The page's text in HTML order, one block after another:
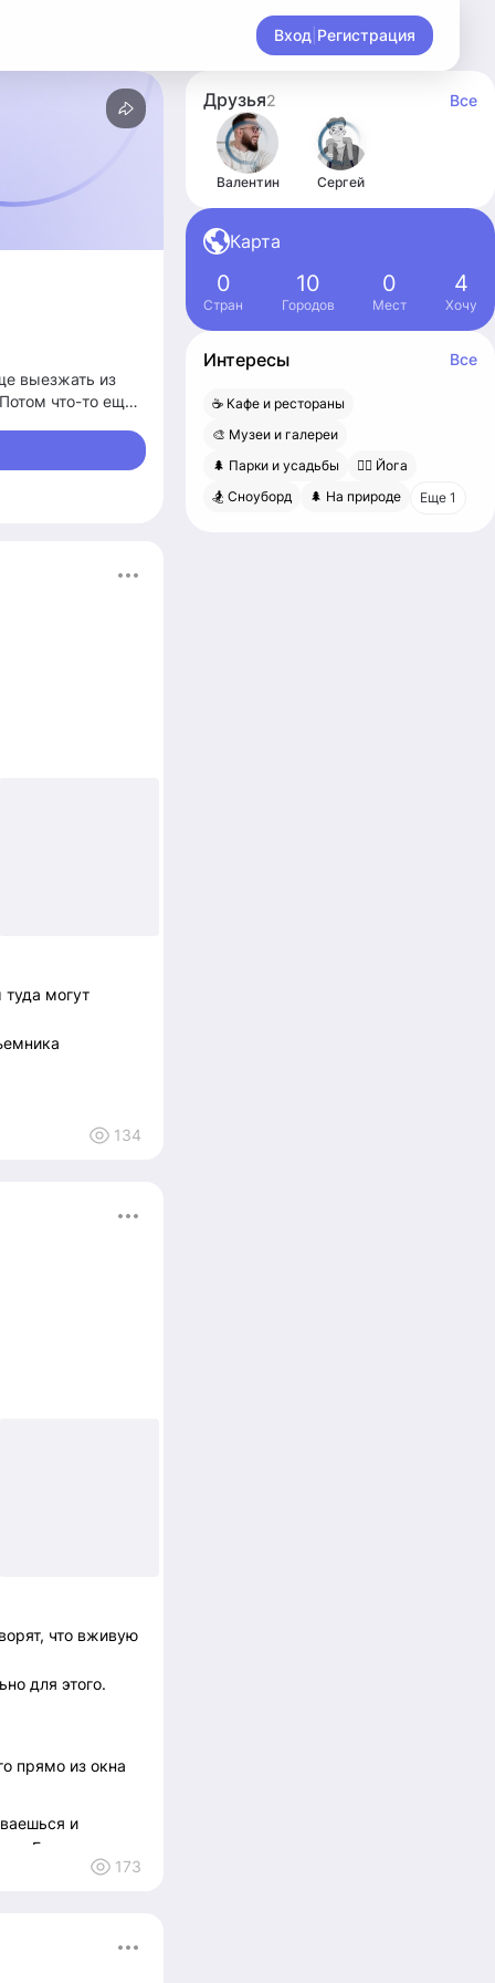
Вход Регистрация
выезжать из
что-то еще
могут
134
что вживую
для этого.
прямо из окна
и
Бесспорно.
173
Друзья2 Все
Валентин Сергей
Карта
0
Стран
10
Городов
0
Мест
4
Хочу
Интересы Все
☕️ Кафе и рестораны
🎨 Музеи и галереи
🌲 Парки и усадьбы
🧘‍♀️ Йога
🏂 Сноуборд
🌲 На природе Еще 1